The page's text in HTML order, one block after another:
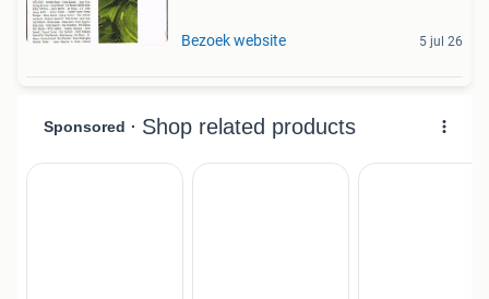
Bezoek website 5 jul 26